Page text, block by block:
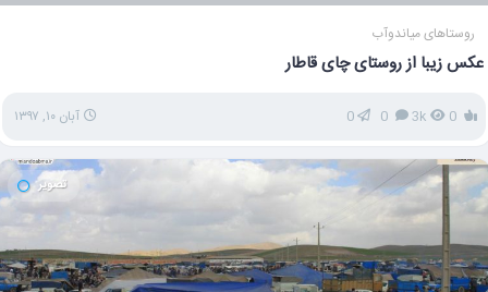
روستاهای میاندوآب
عکس زیبا از روستای چای قاطار
3k
0 آبان ۱۰, ۱۳۹۷
تصویر